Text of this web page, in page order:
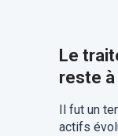
Le
reste
Il fut un
actifs